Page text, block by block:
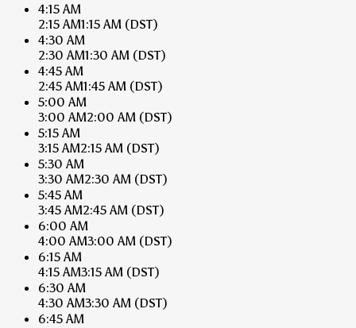
4:15 AM
2:15 AM1:15 AM (DST)
4:30 AM
2:30 AM1:30 AM (DST)
4:45 AM
2:45 AM1:45 AM (DST)
5:00 AM
3:00 AM2:00 AM (DST)
5:15 AM
3:15 AM2:15 AM (DST)
5:30 AM
3:30 AM2:30 AM (DST)
5:45 AM
3:45 AM2:45 AM (DST)
6:00 AM
4:00 AM3:00 AM (DST)
6:15 AM
4:15 AM3:15 AM (DST)
6:30 AM
4:30 AM3:30 AM (DST)
6:45 AM